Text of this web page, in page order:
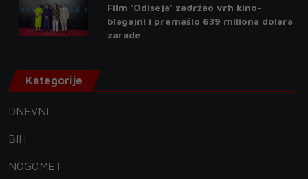
Film 'Odiseja' zadržao vrh kino-
blagajni i premašio 639 miliona dolara
zarade
Kategorije
DNEVNI
BIH
NOGOMET